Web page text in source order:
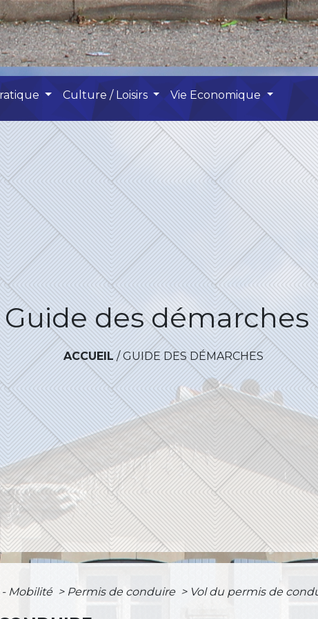
Culture / Loisirs Vie Economique
Guide des démarches
ACCUEIL/GUIDE DES DÉMARCHES
- Mobilité > Permis de conduire > Vol du permis de